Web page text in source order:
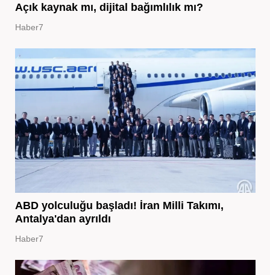
Açık kaynak mı, dijital bağımlılık mı?
Haber7
ABD yolculuğu başladı! İran Milli Takımı,
Antalya'dan ayrıldı
Haber7